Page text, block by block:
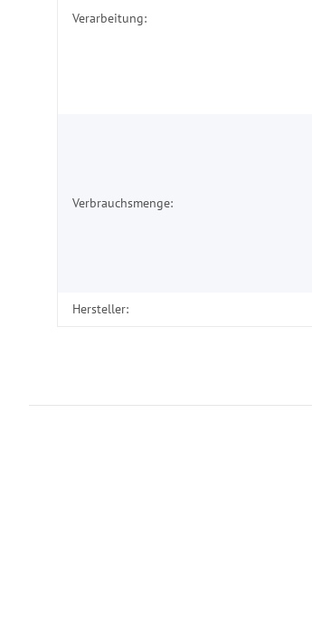
Verarbeitung:
Verbrauchsmenge:
Hersteller: